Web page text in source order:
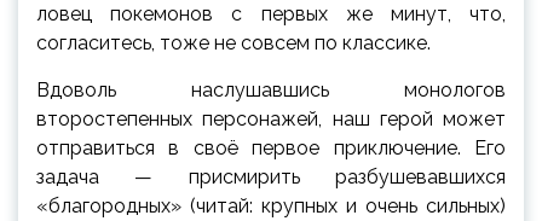
ловец покемонов с первых же минут, что,
согласитесь, тоже не совсем по классике.
Вдоволь наслушавшись монологов
второстепенных персонажей, наш герой может
отправиться в своё первое приключение. Его
задача — присмирить разбушевавшихся
«благородных» (читай: крупных и очень сильных)